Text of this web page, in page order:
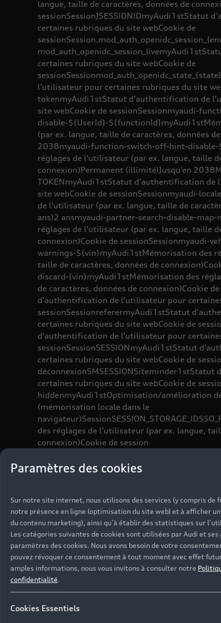
langue, taille de caractères, données de
sessionSessionJSESSIONIDmyAudi1stStatut
certaines rubriques du site webCookie de
certaines rubriques du site webCookie de
l’utilisateur pour certaines rubriques du site
tokenmyAudi1stStatut d’authentification de
site webCookie de sessionSessionmyaudi-
disable-${UserId}-
(par ex. langue, taille de caractères, données
2038myaudi-function-switch-off-hint-
réglages de l’utilisateur (par ex. langue, taille
connexion)Permanent (illimité)Jusqu’en
TOKENmyAudi1stStatut d’authentification de
site webCookie de sessionSessionmyaudi-
de l’utilisateur (par ex. langue, taille de
ans)2 ansmyaudi-partner-search-disable-
réglages de l’utilisateur (par ex. langue, taille
connexion)Cookie de sessionSessionmyaudi-
warnings-${vin}myAudi1stMémorisation des
taille de caractères, données de
discard-{vin}myAudi1stMémorisation des
de caractères, données de connexion)Cookie
d’authentification de l’utilisateur pour
sessionSessionreferermyAudi1stStatut
certaines rubriques du site webCookie de
d’authentification de l’utilisateur pour
sessionSessionSESSIONmyAudi1stStatut
certaines rubriques du site webCookie de
déconnexionSMSESSIONSiteminder1stStatut
certaines rubriques du site webCookie de
hiddenmyAudi1stOptimisation/amélioration
(mémorisation locale dans le
des réglages de l’utilisateur (par ex. langue,
connexion)Cookie de session
(mémorisation locale dans le
réglages de l’utilisateur (par ex. langue, taille
connexion)Permanent (1 an)3
de l’utilisateur (par ex. langue, taille de
an)3
réglages de l’utilisateur (par ex. langue, taille
connexion)Permanent (1 an)3
réglages de l’utilisateur (par ex. langue, taille
Paramètres des cookies
Sur notre site internet, nous utilisons des services (y compris
notre présence en ligne (optimisation du site web) et à afficher
du contenu marketing), ainsi qu’à établir des statistiques sur
Les catégories suivantes de cookies sont utilisées par Audi et
paramètres des cookies. Nous avons besoin de votre
pouvez révoquer ce consentement à tout moment avec effet
amples informations, nous vous invitons à consulter notre
confidentialité.
Cookies Essentiels